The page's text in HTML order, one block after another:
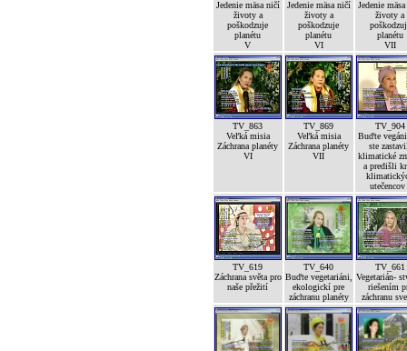
Jedenie mäsa ničí
životy a
poškodzuje
planétu
V
Jedenie mäsa ničí
životy a
poškodzuje
planétu
VI
Jedenie
životy a
planétu
VII
TV_863
Veľká misia
Záchrana planéty
VI
TV_869
Veľká misia
Záchrana planéty
VII
TV_904
Buďte
ste
klimatické
a predišli
TV_619
Záchrana světa pro
naše přežití
TV_640
Buďte vegetariáni,
ekologickí pre
záchranu planéty
TV_661
Vegetarián-
riešením
záchranu